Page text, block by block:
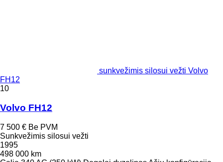
sunkvežimis silosui vežti Volvo
FH12
10
Volvo FH12
7 500 € Be PVM
Sunkvežimis silosui vežti
1995
498 000 km